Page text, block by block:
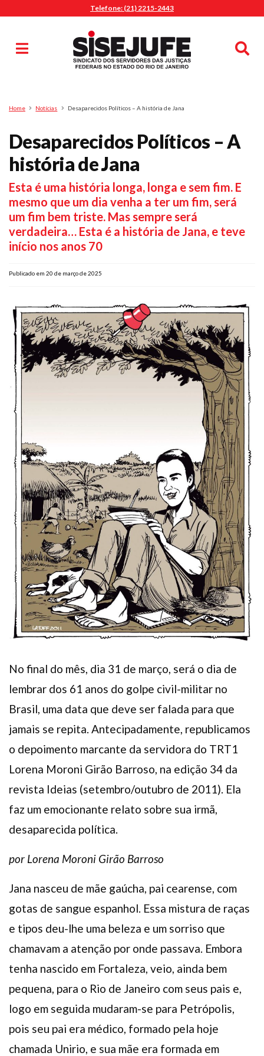
Telefone: (21) 2215-2443
Pesquisa
Home Notícias Desaparecidos Políticos – A história de Jana
Desaparecidos Políticos – A
história de Jana
Esta é uma história longa, longa e sem fim. E
mesmo que um dia venha a ter um fim, será
um fim bem triste. Mas sempre será
verdadeira… Esta é a história de Jana, e teve
início nos anos 70
Publicado em 20 de março de 2025
No final do mês, dia 31 de março, será o dia de
lembrar dos 61 anos do golpe civil-militar no
Brasil, uma data que deve ser falada para que
jamais se repita. Antecipadamente, republicamos
o depoimento marcante da servidora do TRT1
Lorena Moroni Girão Barroso, na edição 34 da
revista Ideias (setembro/outubro de 2011). Ela
faz um emocionante relato sobre sua irmã,
desaparecida política.
por Lorena Moroni Girão Barroso
Jana nasceu de mãe gaúcha, pai cearense, com
gotas de sangue espanhol. Essa mistura de raças
e tipos deu-lhe uma beleza e um sorriso que
chamavam a atenção por onde passava. Embora
tenha nascido em Fortaleza, veio, ainda bem
pequena, para o Rio de Janeiro com seus pais e,
logo em seguida mudaram-se para Petrópolis,
pois seu pai era médico, formado pela hoje
chamada Unirio, e sua mãe era formada em
MENU
Sindicalize-se
Diretoria
O Sindicato
Agenda
Casa do Alto
Sede Campestre
Nossos Convênios
Gympass Wellhub
Plano de Saúde
Pós-graduação
FacebookInstagramTwitter YoutubeTikTok Whatsapp